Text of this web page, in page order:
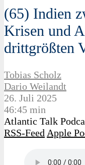
(65) Indien
Krisen und
drittgrößten
Tobias Scholz
Dario Weilandt
26. Juli 2025
46:45 min
Atlantic Talk
RSS-Feed Apple